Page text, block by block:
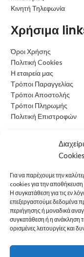
Cookies
Για να παρέχουμε την
cookies για την
Η συγκατάθεση για τις εν
επεξεργαστούμε δεδομένα
περιήγησης ή μοναδικά
συγκατάθεση ή η ανάκληση
ορισμένες λειτουργίες και
Κινητή Τηλεφωνία
Χρήσιμα
Όροι Χρήσης
Πολιτική Cookies
Η εταιρεία μας
Τρόποι Παραγγελίας
Τρόποι Αποστολής
Τρόποι Πληρωμής
Πολιτική Επιστροφών
Ωράριο
Δευτέρα: 09:00 - 15:00
Τρίτη: 09:00 - 15:00
Τετάρτη: 09:00 - 15:00
Πέμπτη: 09:00 - 15:00
Παρασκευή: 09:00 -
Σάββατο: Κλειστά
Κυριακή: Κλειστά
electron24